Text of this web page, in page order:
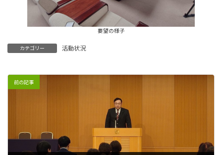
要望の様子
カテゴリー 活動状況
前の記事